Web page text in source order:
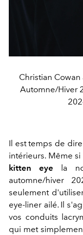
Christian
Automne/Hiver
Il est temps de
intérieurs. Même
kitten eye la
automne/hiver
seulement
eye-liner ailé. Il
vos conduits
qui met